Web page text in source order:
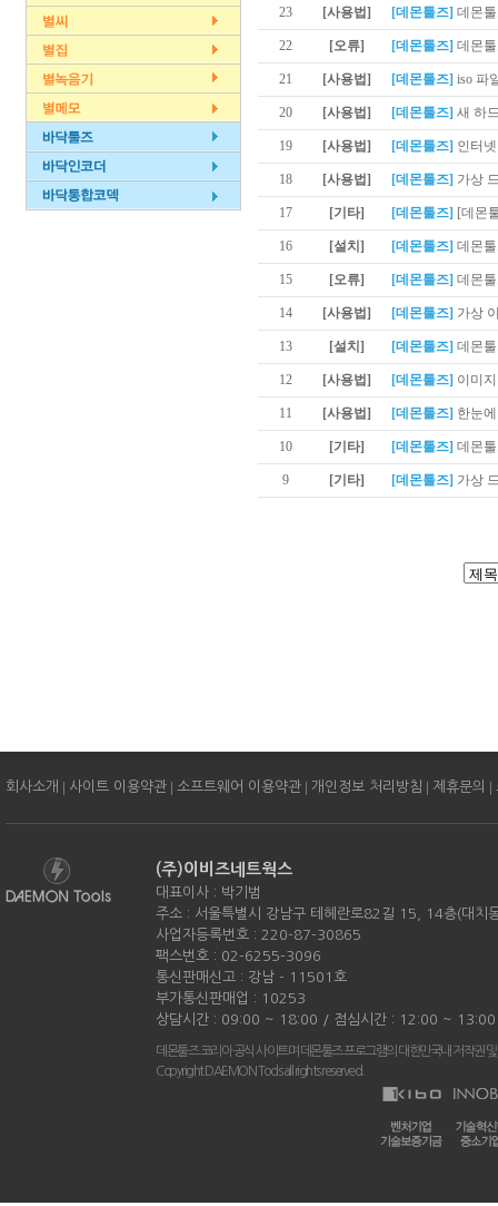
23 [사용법] [데몬툴즈] 데몬
22 [오류] [데몬툴즈] 데몬
21 [사용법] [데몬툴즈] iso 파
20 [사용법] [데몬툴즈] 새 하
19 [사용법] [데몬툴즈] 인터
18 [사용법] [데몬툴즈] 가상
17 [기타] [데몬툴즈] [데몬
16 [설치] [데몬툴즈] 데몬
15 [오류] [데몬툴즈] 데몬
14 [사용법] [데몬툴즈] 가상
13 [설치] [데몬툴즈] 데몬
12 [사용법] [데몬툴즈] 이미
11 [사용법] [데몬툴즈] 한눈
10 [기타] [데몬툴즈] 데몬
9 [기타] [데몬툴즈] 가상
회사소개 | 사이트 이용약관 | 소프트웨어 이용약관 | 개인정보 처리방침 | 제휴문의 |
(주)이비즈네트웍스
대표이사 : 박기범
주소 : 서울특별시 강남구 테헤란로82길 15, 14층(대치
사업자등록번호 : 220-87-30865
팩스번호 : 02-6255-3096
통신판매신고 : 강남 - 11501호
부가통신판매업 : 10253
상담시간 : 09:00 ~ 18:00 / 점심시간 : 12:00 ~ 13:00
데몬툴즈 코리아 공식 사이트며 데몬툴즈 프로그램의 대한민국내 저작권
Copyright DAEMON Tools all rights reserved.